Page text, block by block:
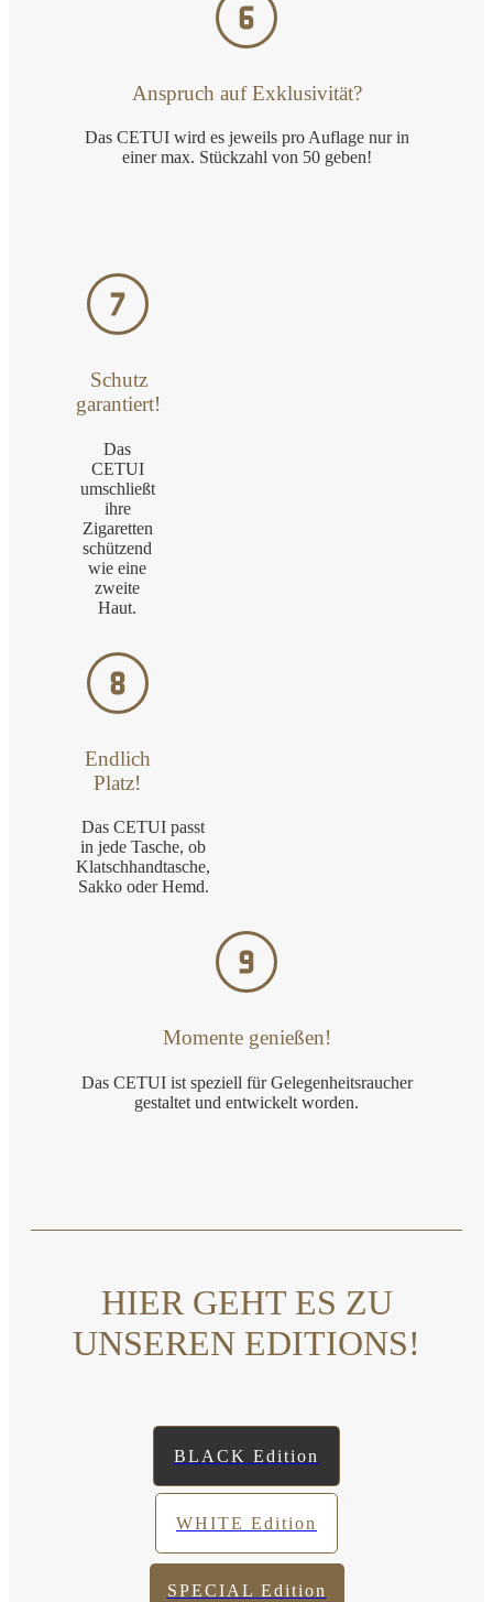
Anspruch auf Exklusivität?
Das CETUI wird es jeweils pro Auflage nur in
einer max. Stückzahl von 50 geben!
Schutz
garantiert!
Das
CETUI
umschließt
ihre
Zigaretten
schützend
wie eine
zweite
Haut.
Endlich
Platz!
Das CETUI passt
in jede Tasche, ob
Klatschhandtasche,
Sakko oder Hemd.
Momente genießen!
Das CETUI ist speziell für Gelegenheitsraucher
gestaltet und entwickelt worden.
HIER GEHT ES ZU
UNSEREN EDITIONS!
BLACK Edition
WHITE Edition
SPECIAL Edition